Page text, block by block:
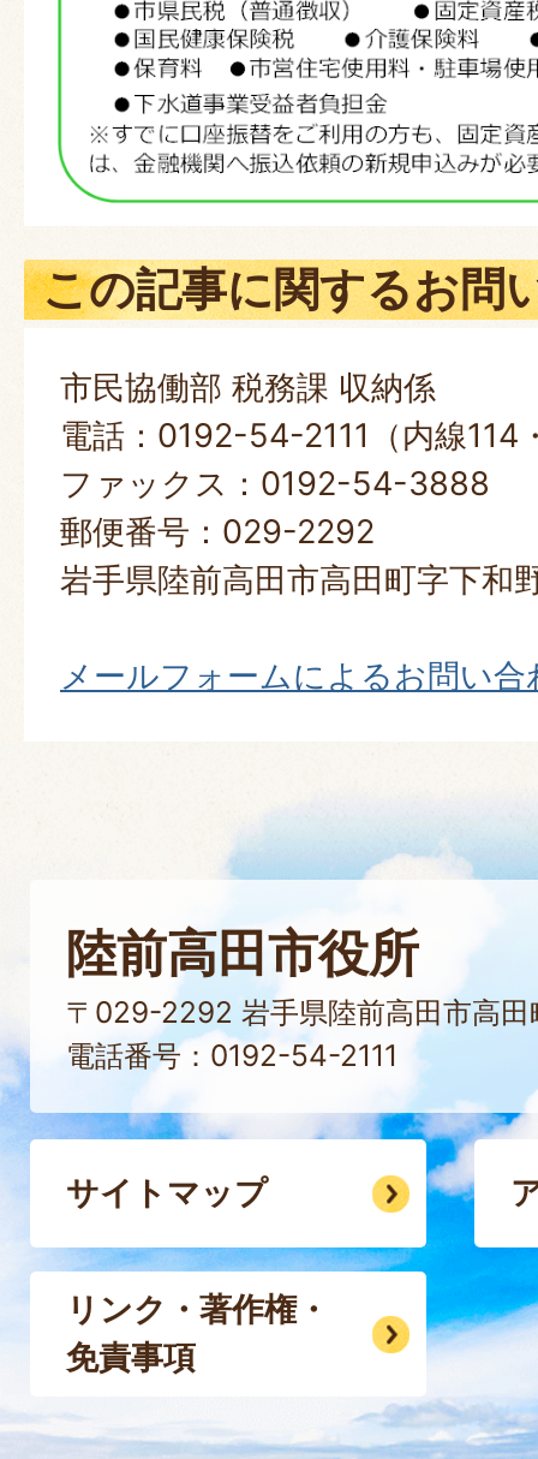
この記事に関するお問
市民協働部 税務課 収納係
電話：0192-54-2111（内線114
ファックス：0192-54-3888
郵便番号：029-2292
岩手県陸前高田市高田町字下和
メールフォームによるお問い合
陸前高田市役所
〒029-2292 岩手県陸前高田市高田
電話番号：0192-54-2111
サイトマップ
リンク・著作権・
免責事項